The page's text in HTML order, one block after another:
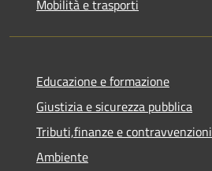
Mobilità e trasporti
Educazione e formazione
Giustizia e sicurezza pubblica
Tributi,finanze e contravvenzioni
Ambiente